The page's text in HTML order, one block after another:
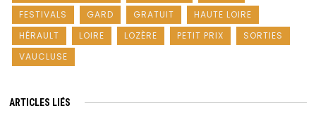
FESTIVALS
GARD GRATUIT
HAUTE LOIRE
HÉRAULT
LOIRE LOZÈRE PETIT PRIX
SORTIES
VAUCLUSE
ARTICLES LIÉS